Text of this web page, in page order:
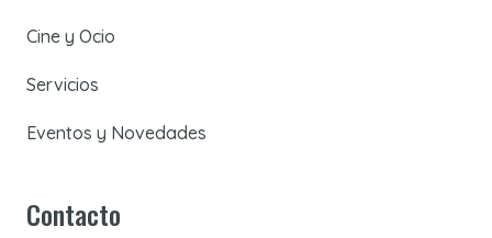
Cine y Ocio
Servicios
Eventos y Novedades
Contacto